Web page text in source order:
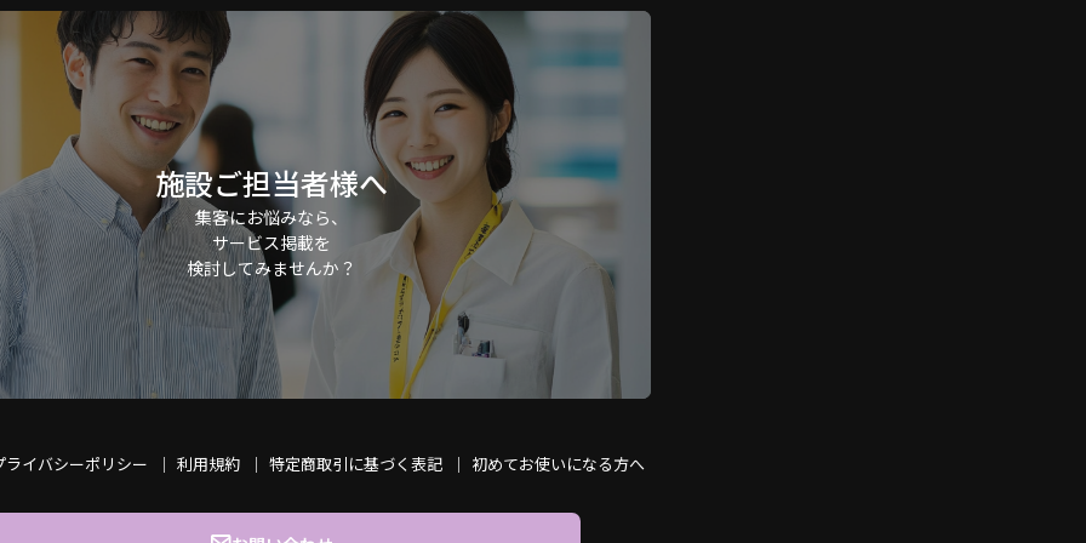
施設ご担当者様へ
集客にお悩みなら、
サービス掲載を
検討してみませんか？
ライバシーポリシー 利用規約 特定商取引に基づく表記 初めてお使いになる方へ